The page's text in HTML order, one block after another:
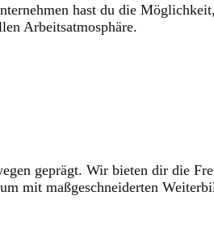
hast du die
Arbeitsatmosphäre.
geprägt. Wir bieten dir die
mit maßgeschneiderten